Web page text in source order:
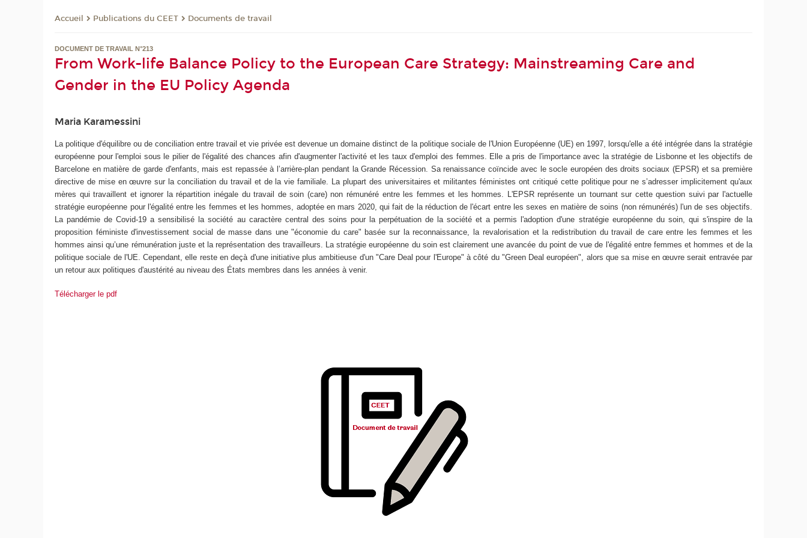
Accueil Publications du CEET Documents de travail
DOCUMENT DE TRAVAIL N°213
From Work-life Balance Policy to the European Care Strategy: Mainstreaming Care and
Gender in the EU Policy Agenda
Maria Karamessini
La politique d'équilibre ou de conciliation entre travail et vie privée est devenue un domaine distinct de la politique sociale de l'Union Européenne (UE) en 1997, lorsqu'elle a été intégrée dans la stratégie
européenne pour l'emploi sous le pilier de l'égalité des chances afin d'augmenter l'activité et les taux d'emploi des femmes. Elle a pris de l'importance avec la stratégie de Lisbonne et les objectifs de
Barcelone en matière de garde d'enfants, mais est repassée à l’arrière-plan pendant la Grande Récession. Sa renaissance coïncide avec le socle européen des droits sociaux (EPSR) et sa première
directive de mise en œuvre sur la conciliation du travail et de la vie familiale. La plupart des universitaires et militantes féministes ont critiqué cette politique pour ne s’adresser implicitement qu'aux
mères qui travaillent et ignorer la répartition inégale du travail de soin (care) non rémunéré entre les femmes et les hommes. L'EPSR représente un tournant sur cette question suivi par l'actuelle
stratégie européenne pour l'égalité entre les femmes et les hommes, adoptée en mars 2020, qui fait de la réduction de l'écart entre les sexes en matière de soins (non rémunérés) l'un de ses objectifs.
La pandémie de Covid-19 a sensibilisé la société au caractère central des soins pour la perpétuation de la société et a permis l'adoption d'une stratégie européenne du soin, qui s'inspire de la
proposition féministe d'investissement social de masse dans une "économie du care" basée sur la reconnaissance, la revalorisation et la redistribution du travail de care entre les femmes et les
hommes ainsi qu’une rémunération juste et la représentation des travailleurs. La stratégie européenne du soin est clairement une avancée du point de vue de l'égalité entre femmes et hommes et de la
politique sociale de l'UE. Cependant, elle reste en deçà d'une initiative plus ambitieuse d'un "Care Deal pour l'Europe" à côté du "Green Deal européen", alors que sa mise en œuvre serait entravée par
un retour aux politiques d'austérité au niveau des États membres dans les années à venir.
Télécharger le pdf